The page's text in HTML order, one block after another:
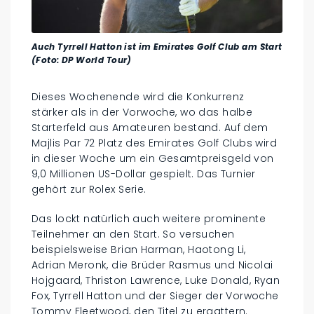
Auch Tyrrell Hatton ist im Emirates Golf Club am Start
(Foto: DP World Tour)
Dieses Wochenende wird die Konkurrenz
stärker als in der Vorwoche, wo das halbe
Starterfeld aus Amateuren bestand. Auf dem
Majlis Par 72 Platz des Emirates Golf Clubs wird
in dieser Woche um ein Gesamtpreisgeld von
9,0 Millionen US-Dollar gespielt. Das Turnier
gehört zur Rolex Serie.
Das lockt natürlich auch weitere prominente
Teilnehmer an den Start. So versuchen
beispielsweise Brian Harman, Haotong Li,
Adrian Meronk, die Brüder Rasmus und Nicolai
Hojgaard, Thriston Lawrence, Luke Donald, Ryan
Fox, Tyrrell Hatton und der Sieger der Vorwoche